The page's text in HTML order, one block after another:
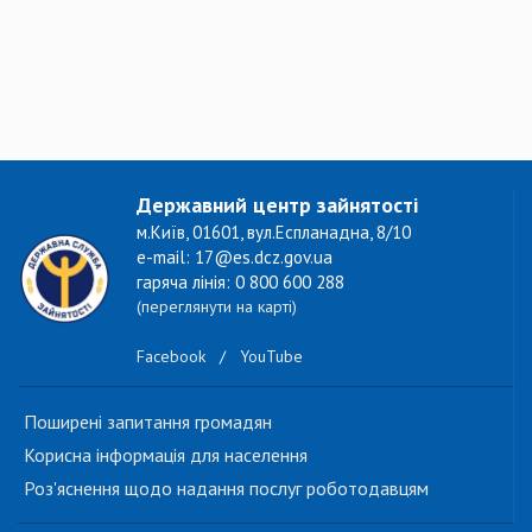
Державний центр зайнятості
м.Київ, 01601, вул.Еспланадна, 8/10
e-mail: 17@es.dcz.gov.ua
гаряча лінія: 0 800 600 288
(переглянути на карті)
Facebook / YouTube
Поширені запитання громадян
Корисна інформація для населення
Роз'яснення щодо надання послуг роботодавцям